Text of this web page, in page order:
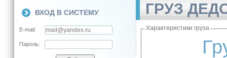
ВХОД В СИСТЕМУ
E-mail:
Пароль:
ГРУЗ
Характеристики груза